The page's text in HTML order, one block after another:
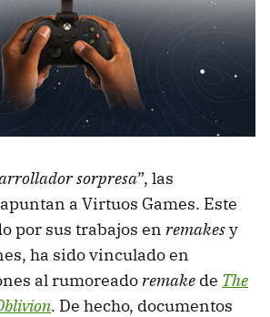
sorpresa”, las
a Virtuos Games. Este
por sus trabajos en remakesy
ha sido vinculado en
al rumoreadoremake de The
. De hecho, documentos